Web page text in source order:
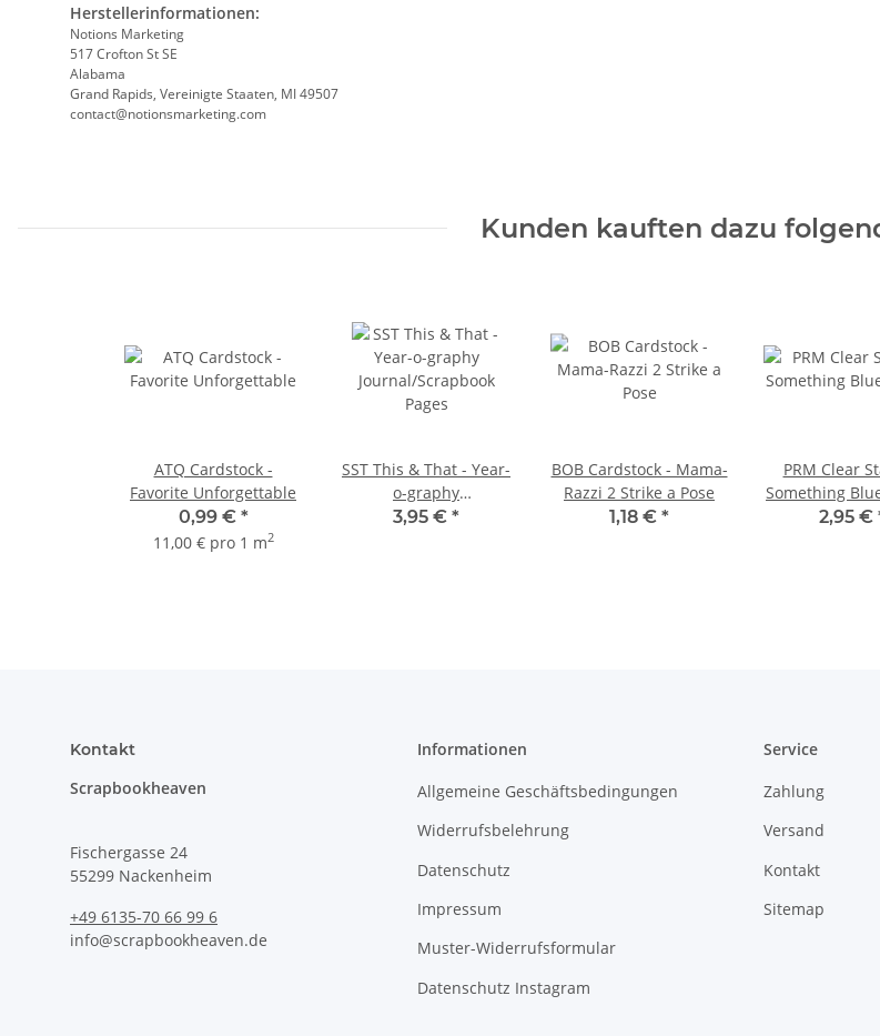
Herstellerinformationen:
Notions Marketing
517 Crofton St SE
Alabama
Grand Rapids, Vereinigte Staaten, MI 49507
contact@notionsmarketing.com
Kunden kauften dazu
ATQ Cardstock -
Favorite Unforgettable
0,99 € *
11,00 € pro 1 m2
SST This & That - Year-
o-graphy
Journal/Scrapbook
3,95 € *
BOB Cardstock - Mama-
Razzi 2 Strike a Pose
1,18 € *
PRM Clear
Something
2,95 €
Kontakt
Scrapbookheaven
Fischergasse 24
55299 Nackenheim
+49 6135-70 66 99 6
info@scrapbookheaven.de
Informationen
Allgemeine Geschäftsbedingungen
Widerrufsbelehrung
Datenschutz
Impressum
Muster-Widerrufsformular
Datenschutz Instagram
Service
Zahlung
Versand
Kontakt
Sitemap